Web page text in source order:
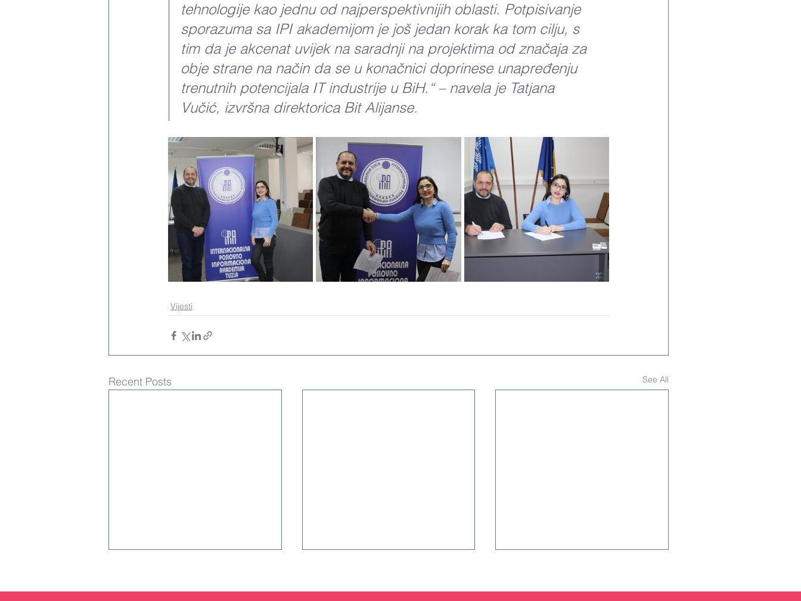
tehnologije kao jednu od najperspektivnijih oblasti. Potpisivanje
sporazuma sa IPI akademijom je još jedan korak ka tom cilju, s
tim da je akcenat uvijek na saradnji na projektima od značaja za
obje strane na način da se u konačnici doprinese unapređenju
trenutnih potencijala IT industrije u BiH.“ – navela je Tatjana
Vučić, izvršna direktorica Bit Alijanse.
Vijesti
Recent Posts See All